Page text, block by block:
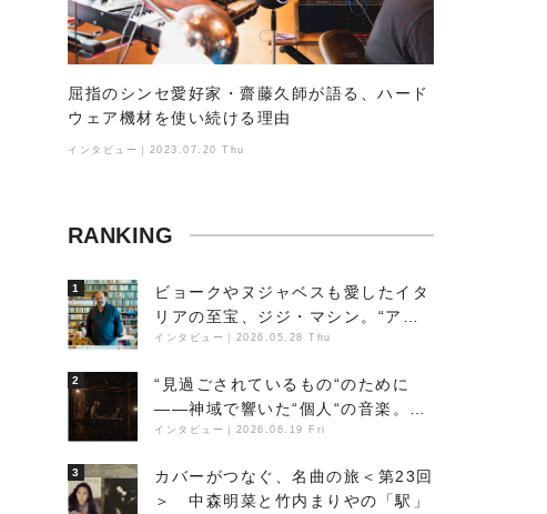
屈指のシンセ愛好家・齋藤久師が語る、ハード
ウェア機材を使い続ける理由
インタビュー｜2023.07.20 Thu
RANKING
1
ビョークやヌジャベスも愛したイタ
リアの至宝、ジジ・マシン。“アン
ビエントの巨匠”が明かす創作の原
景
インタビュー 2026.05.28 Thu
2
“見過ごされているもの“のために
――神域で響いた“個人“の音楽。冥
丁の『赤城 夜神楽』をレポート
インタビュー 2026.06.19 Fri
3
カバーがつなぐ、名曲の旅＜第23回
＞ 中森明菜と竹内まりやの「駅」